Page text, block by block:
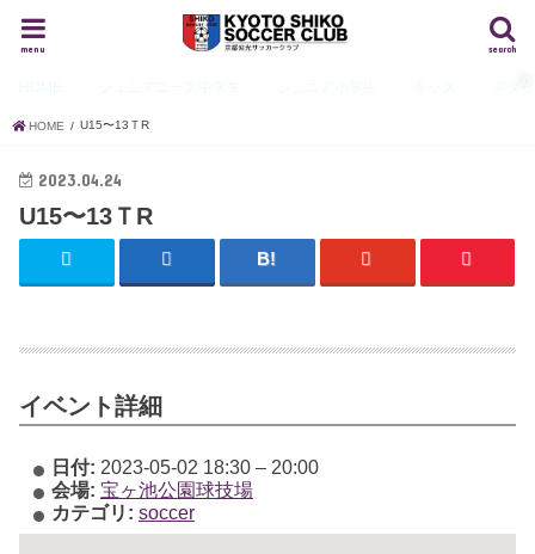
search
menu
HOME U15〜13ＴR
2023.04.24
U15〜13ＴR
イベント詳細
日付: 2023-05-02 18:30– 20:00
会場: 宝ヶ池公園球技場
カテゴリ: soccer